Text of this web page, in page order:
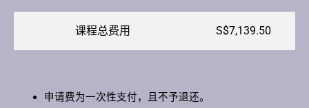
课程总费用 S$7,139.50
申请费为一次性支付，且不予退还。